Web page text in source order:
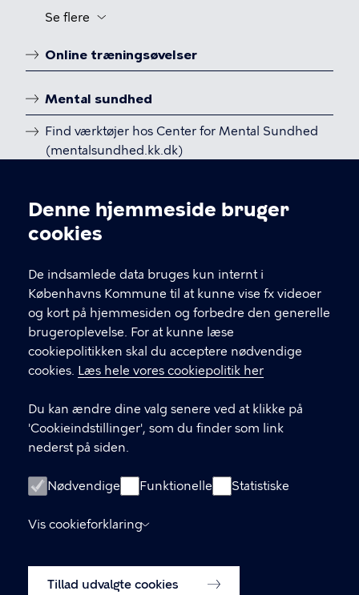
Cookieindstillinger
Denne hjemmeside bruger
cookies
De indsamlede data bruges kun internt i
Københavns Kommune til at kunne vise fx videoer
og kort på hjemmesiden og forbedre den generelle
brugeroplevelse. For at kunne læse
cookiepolitikken skal du acceptere nødvendige
cookies. Læs hele vores cookiepolitik her
Du kan ændre dine valg senere ved at klikke på
'Cookieindstillinger', som du finder som link
nederst på siden.
Nødvendige Funktionelle Statistiske
Vis cookieforklaring
Tillad udvalgte cookies
Se flere Knap
at
slå
synligheden
til
og
fra
menulinks
Online træningsøvelser
Mental sundhed
Find værktøjer hos Center for Mental Sundhed
(mentalsundhed.kk.dk)
KONTAKT
Center for Genoptræning Amager
Center for Genoptræning Nørrebro
Center for Genoptræning Vanløse
Privatlivspolitik